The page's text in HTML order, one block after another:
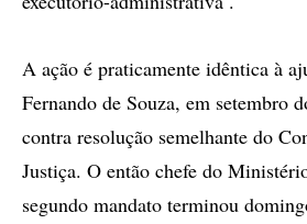
A ação é praticamente idêntica à
Fernando de Souza, em setembro
contra resolução semelhante do
Justiça. O então chefe do
segundo mandato terminou